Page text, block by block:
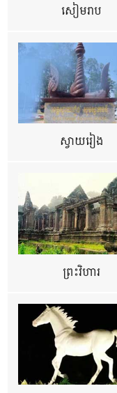
សៀមរាប
ស្វាយរៀង
ព្រះវិហារ